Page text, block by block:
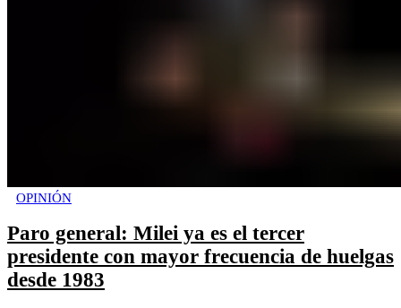
OPINIÓN
Paro general: Milei ya es el tercer
presidente con mayor frecuencia de huelgas
desde 1983